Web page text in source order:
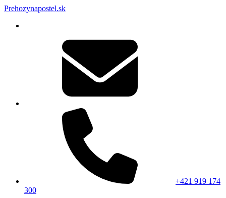
Prehozynapostel.sk
+421 919 174
300